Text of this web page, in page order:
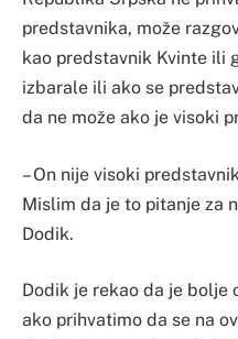
predstavnika, može
kao predstavnik Kvinte ili
izbarale ili ako se
da ne može ako je visoki
– On nije visoki
Mislim da je to pitanje za
Dodik.
Dodik je rekao da je bolje
ako prihvatimo da se na